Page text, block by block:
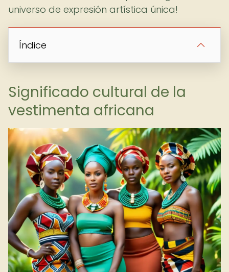
universo de expresión artística única!
Índice
Significado cultural de la
vestimenta africana